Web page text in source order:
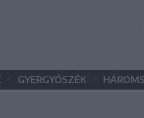
• GYERGYÓSZÉK •